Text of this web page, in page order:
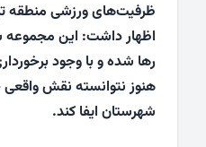
ظرفیت‌های ورزشی
اظهار داشت: این
رها شده و با وجود
هنوز نتوانسته نقش
شهرستان ایفا کند.